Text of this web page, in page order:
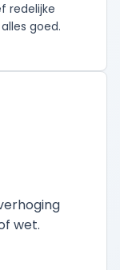
redelijke
goed.
wet.